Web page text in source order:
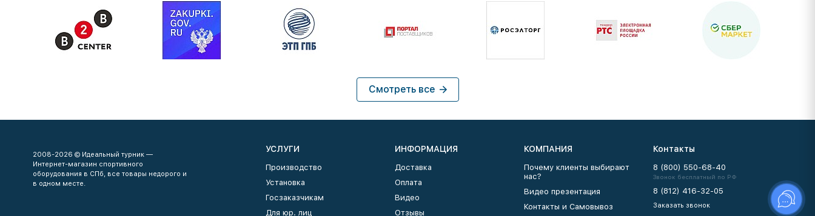
Смотреть все
2008-2026 © Идеальный турник —
Интернет-магазин спортивного
оборудования в СПб, все товары недорого и
в одном месте.
УСЛУГИ
Производство
Установка
Госзаказчикам
Для юр. лиц
ИНФОРМАЦИЯ
Доставка
Оплата
Видео
Отзывы
КОМПАНИЯ
Почему клиенты выбирают
нас?
Видео презентация
Контакты и Самовывоз
Контакты
8 (800) 550-68-40
Звонок бесплатный по РФ
8 (812) 416-32-05
Заказать звонок